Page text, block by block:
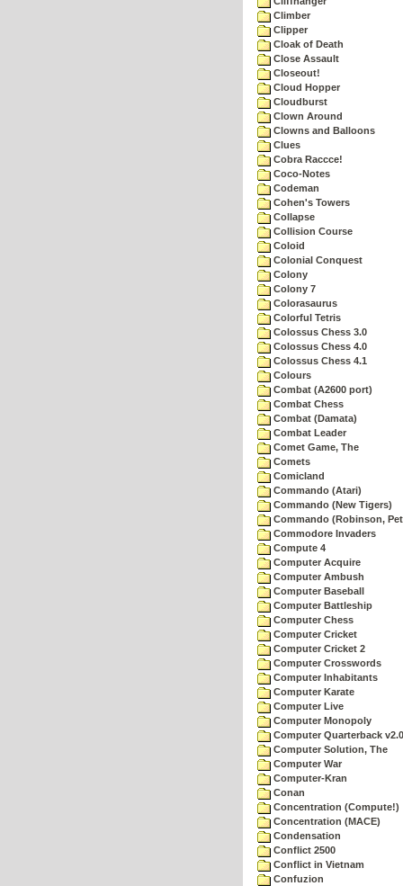
Climber
Clipper
Cloak of Death
Close Assault
Closeout!
Cloud Hopper
Cloudburst
Clown Around
Clowns and Balloons
Clues
Cobra Raccce!
Coco-Notes
Codeman
Cohen's Towers
Collapse
Collision Course
Coloid
Colonial Conquest
Colony
Colony 7
Colorasaurus
Colorful Tetris
Colossus Chess 3.0
Colossus Chess 4.0
Colossus Chess 4.1
Colours
Combat (A2600 port)
Combat Chess
Combat (Damata)
Combat Leader
Comet Game, The
Comets
Comicland
Commando (Atari)
Commando (New Tigers)
Commando (Robinson,
Commodore Invaders
Compute 4
Computer Acquire
Computer Ambush
Computer Baseball
Computer Battleship
Computer Chess
Computer Cricket
Computer Cricket 2
Computer Crosswords
Computer Inhabitants
Computer Karate
Computer Live
Computer Monopoly
Computer Quarterback v2.0
Computer Solution, The
Computer War
Computer-Kran
Conan
Concentration (Compute!)
Concentration (MACE)
Condensation
Conflict 2500
Conflict in Vietnam
Confuzion